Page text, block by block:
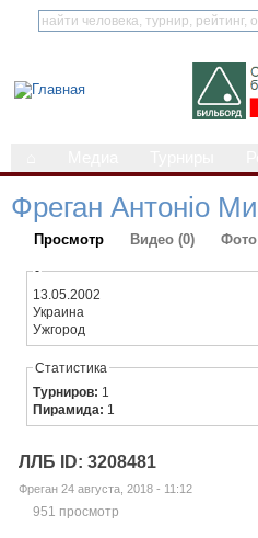
Фреган Антоніо
Просмотр Видео (0) Фото
-
13.05.2002
Украина
Ужгород
Статистика
Турниров: 1
Пирамида: 1
ЛЛБ ID: 3208481
Фреган 24 августа, 2018 - 11:12
951 просмотр